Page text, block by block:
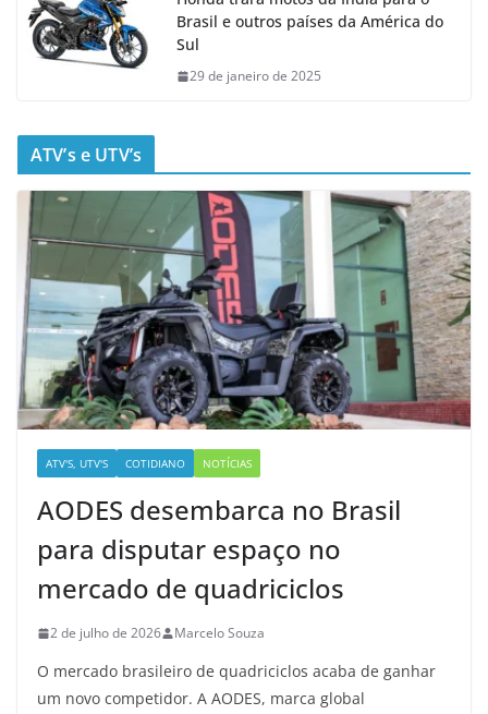
Brasil e outros países da América do
Sul
29 de janeiro de 2025
ATV’s e UTV’s
ATV'S, UTV'S COTIDIANO NOTÍCIAS
AODES desembarca no Brasil
para disputar espaço no
mercado de quadriciclos
2 de julho de 2026 Marcelo Souza
O mercado brasileiro de quadriciclos acaba de ganhar
um novo competidor. A AODES, marca global